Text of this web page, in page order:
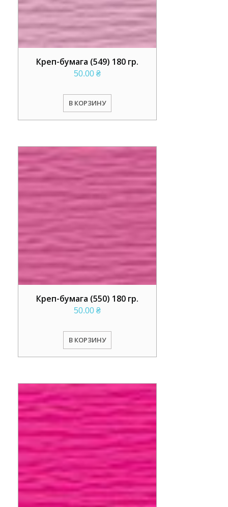
Креп-бумага (549) 180 гр.
50.00 ₴
В КОРЗИНУ
Креп-бумага (550) 180 гр.
50.00 ₴
В КОРЗИНУ